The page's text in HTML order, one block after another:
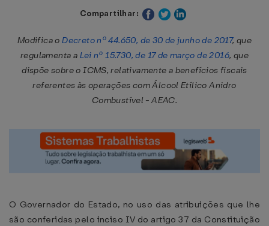
Compartilhar:
Modifica oDecreto nº 44.650, de 30 de junho de 2017, que
regulamenta a Lei nº 15.730, de 17 de março de 2016, que
dispõe sobre o ICMS, relativamente a benefícios fiscais
referentes às operações com Álcool Etílico Anidro
Combustível - AEAC.
O Governador do Estado, no uso das atribuições que lhe
são conferidas pelo inciso IV do artigo 37 da Constituição